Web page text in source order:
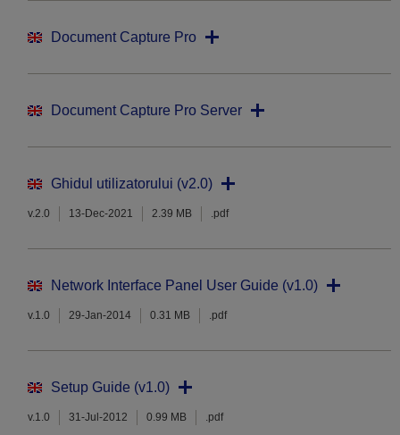
Document Capture Pro
Document Capture Pro Server
Ghidul utilizatorului (v2.0)
v.2.0 13-Dec-2021 2.39 MB .pdf
Network Interface Panel User Guide (v1.0)
v.1.0 29-Jan-2014 0.31 MB .pdf
Setup Guide (v1.0)
v.1.0 31-Jul-2012 0.99 MB .pdf